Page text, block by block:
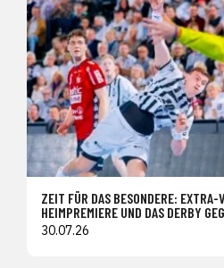
ZEIT FÜR DAS BESONDERE:
HEIMPREMIERE UND DAS DERBY
30.07.26